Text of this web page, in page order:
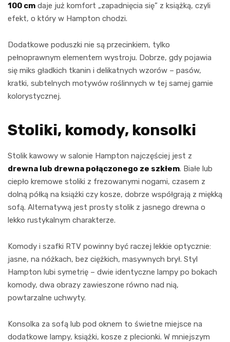
100 cm daje już komfort „zapadnięcia się” z książką, czyli
efekt, o który w Hampton chodzi.
Dodatkowe poduszki nie są przecinkiem, tylko
pełnoprawnym elementem wystroju. Dobrze, gdy pojawia
się miks gładkich tkanin i delikatnych wzorów – pasów,
kratki, subtelnych motywów roślinnych w tej samej gamie
kolorystycznej.
Stoliki, komody, konsolki
Stolik kawowy w salonie Hampton najczęściej jest z
drewna lub drewna połączonego ze szkłem. Białe lub
ciepło kremowe stoliki z frezowanymi nogami, czasem z
dolną półką na książki czy kosze, dobrze współgrają z miękką
sofą. Alternatywą jest prosty stolik z jasnego drewna o
lekko rustykalnym charakterze.
Komody i szafki RTV powinny być raczej lekkie optycznie:
jasne, na nóżkach, bez ciężkich, masywnych brył. Styl
Hampton lubi symetrię – dwie identyczne lampy po bokach
komody, dwa obrazy zawieszone równo nad nią,
powtarzalne uchwyty.
Konsolka za sofą lub pod oknem to świetne miejsce na
dodatkowe lampy, książki, kosze z plecionki. W mniejszym